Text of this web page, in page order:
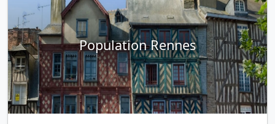
Population Rennes